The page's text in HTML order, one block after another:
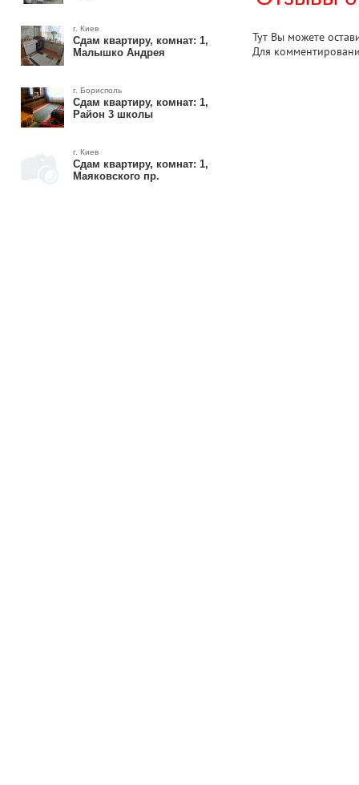
г. Киев
Сдам квартиру, комнат: 1,
Малышко Андрея
г. Борисполь
Сдам квартиру, комнат: 1,
Район 3 школы
г. Киев
Сдам квартиру, комнат: 1,
Маяковского пр.
Тут Вы можете
Для